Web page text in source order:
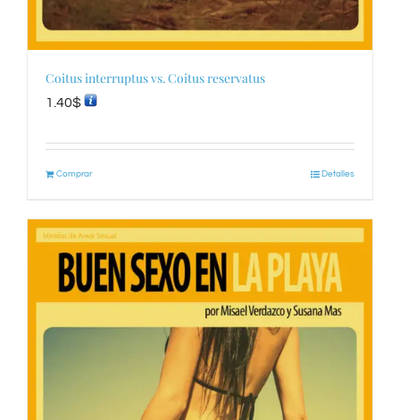
Coitus interruptus vs. Coitus reservatus
1.40$
Comprar Detalles